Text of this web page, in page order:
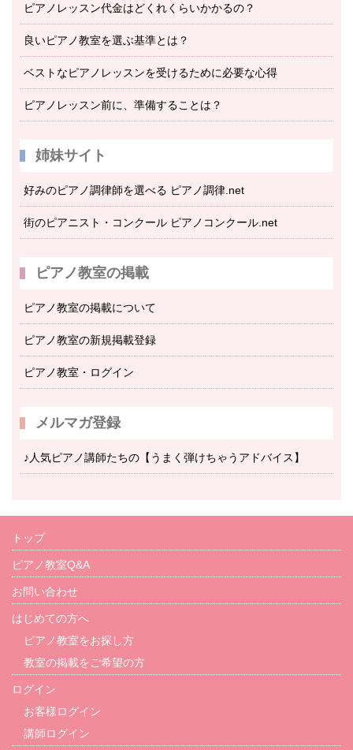
ピアノレッスン代金はどくれくらいかかるの？
良いピアノ教室を選ぶ基準とは？
ベストなピアノレッスンを受けるために必要な心得
ピアノレッスン前に、準備することは？
姉妹サイト
好みのピアノ調律師を選べる ピアノ調律.net
街のピアニスト・コンクール ピアノコンクール.net
ピアノ教室の掲載
ピアノ教室の掲載について
ピアノ教室の新規掲載登録
ピアノ教室・ログイン
メルマガ登録
♪人気ピアノ講師たちの【うまく弾けちゃうアドバイス】
トップ
ピアノ教室Q&A
お問い合わせ
はじめての方へ
ピアノ教室をお探し方
教室の掲載をご希望の方
ログイン
お客様ログイン
講師ログイン